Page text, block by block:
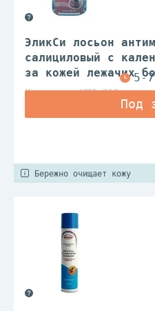
ЭликСи лосьон
салициловый с
за кожей лежачих
Химсинтез НПО ЗАО
Бережно очищает кожу